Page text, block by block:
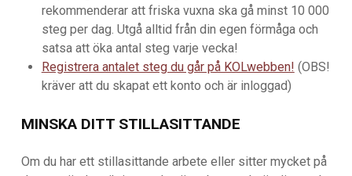
rekommenderar att friska vuxna ska gå minst 10 000
steg per dag. Utgå alltid från din egen förmåga och
satsa att öka antal steg varje vecka!
Registrera antalet steg du går på KOLwebben! (OBS!
kräver att du skapat ett konto och är inloggad)
MINSKA DITT STILLASITTANDE
Om du har ett stillasittande arbete eller sitter mycket på